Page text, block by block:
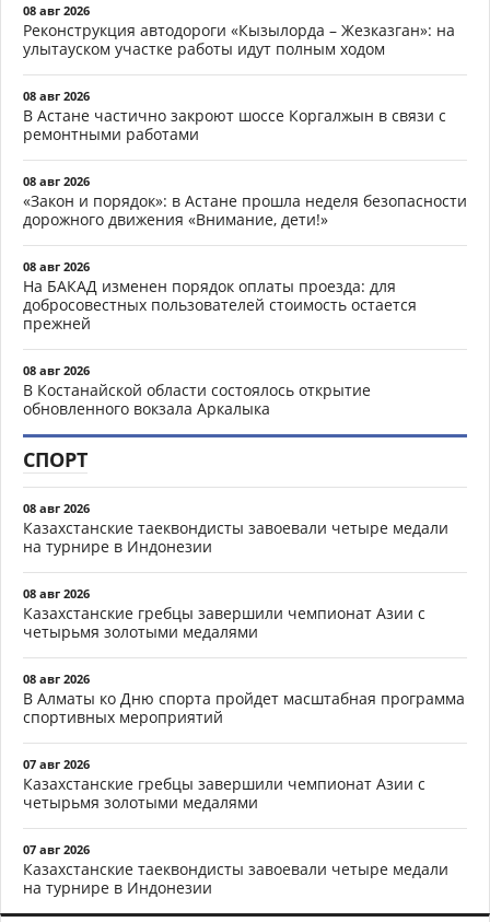
08 авг 2026
Реконструкция автодороги «Кызылорда – Жезказган»: на
улытауском участке работы идут полным ходом
08 авг 2026
В Астане частично закроют шоссе Коргалжын в связи с
ремонтными работами
08 авг 2026
«Закон и порядок»: в Астане прошла неделя безопасности
дорожного движения «Внимание, дети!»
08 авг 2026
На БАКАД изменен порядок оплаты проезда: для
добросовестных пользователей стоимость остается
прежней
08 авг 2026
В Костанайской области состоялось открытие
обновленного вокзала Аркалыка
СПОРТ
08 авг 2026
Казахстанские таеквондисты завоевали четыре медали
на турнире в Индонезии
08 авг 2026
Казахстанские гребцы завершили чемпионат Азии с
четырьмя золотыми медалями
08 авг 2026
В Алматы ко Дню спорта пройдет масштабная программа
спортивных мероприятий
07 авг 2026
Казахстанские гребцы завершили чемпионат Азии с
четырьмя золотыми медалями
07 авг 2026
Казахстанские таеквондисты завоевали четыре медали
на турнире в Индонезии